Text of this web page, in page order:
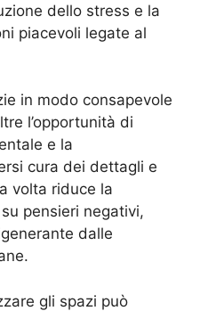
dello stress e la
piacevoli legate al
in modo consapevole
l’opportunità di
e la
cura dei dettagli e
volta riduce la
pensieri negativi,
dalle
gli spazi può